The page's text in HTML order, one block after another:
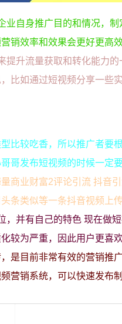
自身推广目的和情况，
销效率和效果会更好更高
升流量获取和转化能力
比如通过短视频分享一些
比较吃香，所以推广者要
哥发布短视频的时候一定
商业财富2评论引流 抖音
条类似等一条抖音视频上传
并有自己的特色 现在做
较为严重，因此用户更喜
是目前非常有效的营销推
营销系统，可以快速发布